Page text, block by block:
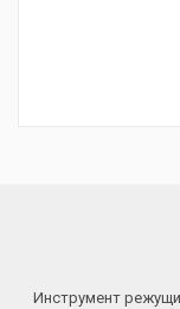
Инструмент